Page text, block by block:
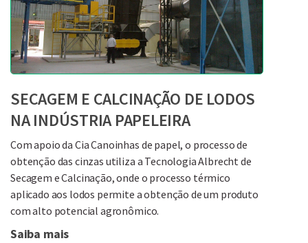
SECAGEM E CALCINAÇÃO DE LODOS
NA INDÚSTRIA PAPELEIRA
Com apoio da Cia Canoinhas de papel, o processo de
obtenção das cinzas utiliza a Tecnologia Albrecht de
Secagem e Calcinação, onde o processo térmico
aplicado aos lodos permite a obtenção de um produto
com alto potencial agronômico.
Saiba mais